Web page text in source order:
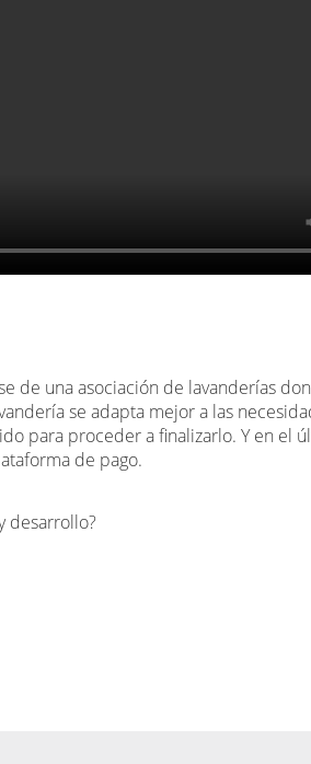
de una asociación de lavanderías
se adapta mejor a las
para proceder a finalizarlo. Y en el
de pago.
desarrollo?